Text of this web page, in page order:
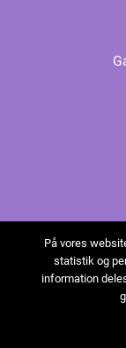
På vores
statistik og
information